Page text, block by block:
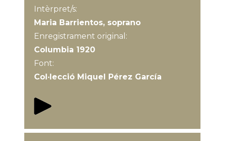
Intèrpret/s:
Maria Barrientos, soprano
Enregistrament original:
Columbia 1920
Font:
Col·lecció Miquel Pérez García